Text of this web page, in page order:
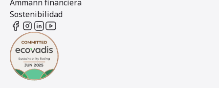
Ammann financiera
Sostenibilidad